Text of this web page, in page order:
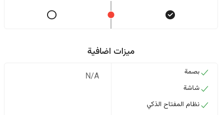
ميزات اضافية
بصمة
شاشة
نظام المفتاح الذكي
N/A